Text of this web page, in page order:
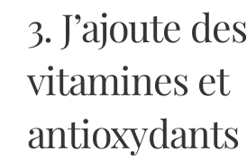
3. J’ajoute des
vitamines et
antioxydants